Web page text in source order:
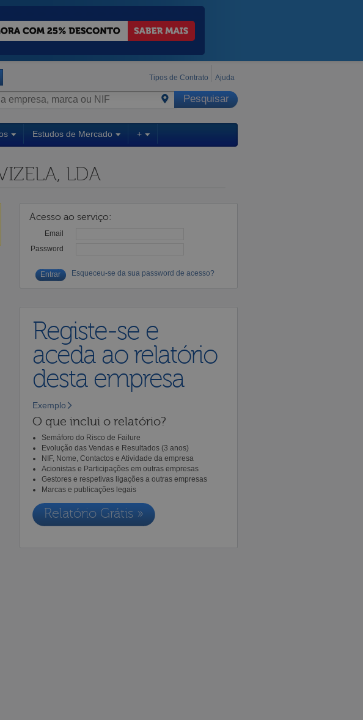
Tipos de Contrato Ajuda
Estudos de Mercado +
LDA
Acesso ao serviço:
Email
Password
Esqueceu-se da sua password de acesso?
Registe-se e
aceda ao relatório
desta empresa
Exemplo
O que inclui o relatório?
Semáforo do Risco de Failure
Evolução das Vendas e Resultados (3 anos)
NIF, Nome, Contactos e Atividade da empresa
Acionistas e Participações em outras empresas
Gestores e respetivas ligações a outras empresas
Marcas e publicações legais
Relatório Grátis »